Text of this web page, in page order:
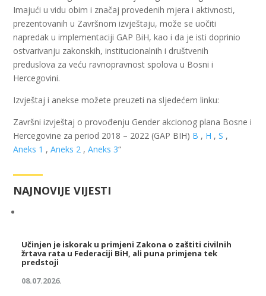
Imajući u vidu obim i značaj provedenih mjera i aktivnosti,
prezentovanih u Završnom izvještaju, može se uočiti
napredak u implementaciji GAP BiH, kao i da je isti doprinio
ostvarivanju zakonskih, institucionalnih i društvenih
preduslova za veću ravnopravnost spolova u Bosni i
Hercegovini.
Izvještaj i anekse možete preuzeti na sljedećem linku:
Završni izvještaj o provođenju Gender akcionog plana Bosne i
Hercegovine za period 2018 – 2022 (GAP BIH) B , H ,S ,
Aneks 1 , Aneks 2 ,Aneks 3“
NAJNOVIJE VIJESTI
Učinjen je iskorak u primjeni Zakona o zaštiti civilnih
žrtava rata u Federaciji BiH, ali puna primjena tek
predstoji
08.07.2026.